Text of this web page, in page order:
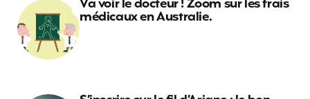
Va voir le docteur ! Zoom sur les frais
médicaux en Australie.